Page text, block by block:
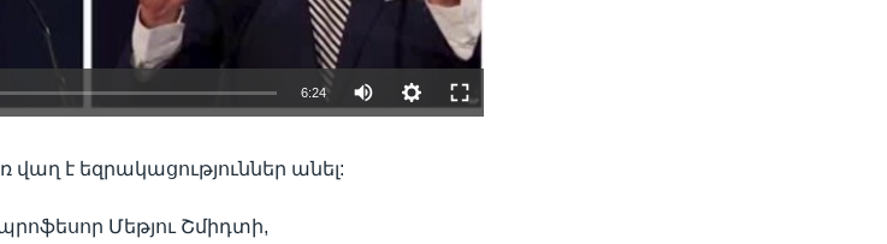
EMBED
6:24
վաղ է եզրակացություններ անել:
Մեթյու Շմիդտի,